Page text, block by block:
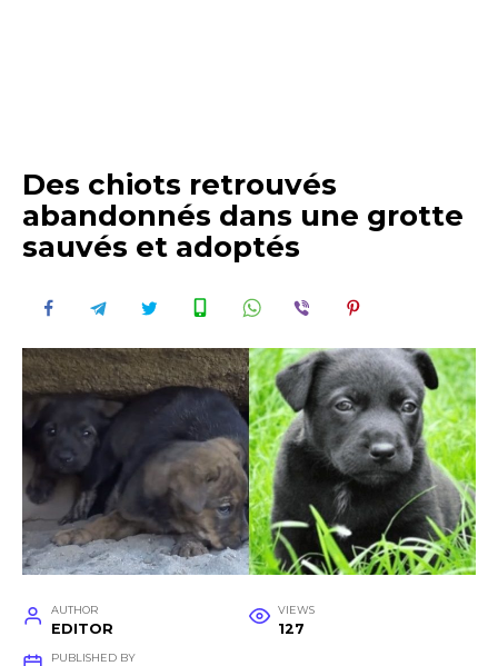
Des chiots retrouvés
abandonnés dans une grotte
sauvés et adoptés
AUTHOR
EDITOR
VIEWS
127
PUBLISHED BY